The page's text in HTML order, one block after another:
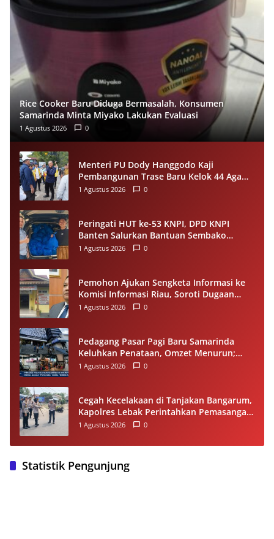
Rice Cooker Baru Diduga Bermasalah, Konsumen
Samarinda Minta Miyako Lakukan Evaluasi
1 Agustus 2026 0
Menteri PU Dody Hanggodo Kaji
Pembangunan Trase Baru Kelok 44 Agam
Usai Longsor, Utamakan Keselamatan
1 Agustus 2026 0
Peringati HUT ke-53 KNPI, DPD KNPI
Banten Salurkan Bantuan Sembako
Melalui Pemuda Berdampak
1 Agustus 2026 0
Pemohon Ajukan Sengketa Informasi ke
Komisi Informasi Riau, Soroti Dugaan
Tidak Ditanggapinya Permohonan ke
1 Agustus 2026 0
Pedagang Pasar Pagi Baru Samarinda
Keluhkan Penataan, Omzet Menurun;
Minta Pemkot Evaluasi Distribusi Ruko
1 Agustus 2026 0
Cegah Kecelakaan di Tanjakan Bangarum,
Kapolres Lebak Perintahkan Pemasangan
Rambu Lalu Lintas
1 Agustus 2026 0
Statistik Pengunjung